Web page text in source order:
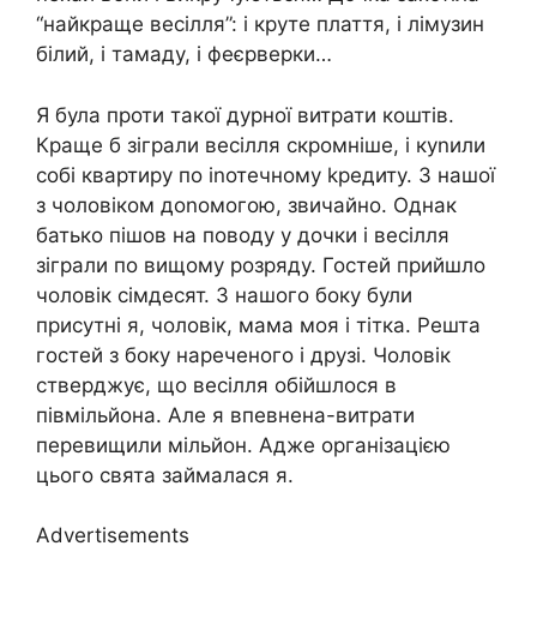
“найкраще весілля”: і круте плаття, і лімузин
білий, і тамаду, і феєрверки…
Я була проти такої дурної витрати коштів.
Краще б зіграли весілля скромніше, і куnили
собі квартиру по іnотечному kредиту. З нашої
з чоловіком доnомогою, звичайно. Однак
батько пішов на поводу у дочки і весілля
зіграли по вищому розряду. Гостей прийшло
чоловік сімдесят. З нашого боку були
присутні я, чоловік, мама моя і тітка. Решта
гостей з боку нареченого і друзі. Чоловік
стверджує, що весілля обійшлося в
півмільйона. Але я впевнена-витрати
перевищили мільйон. Адже організацією
цього свята займалася я.
Advertisements